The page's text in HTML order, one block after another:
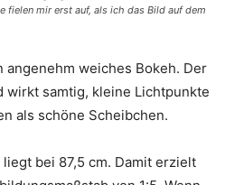
fielen mir erst auf, als ich das Bild auf dem
angenehm weiches Bokeh. Der
wirkt samtig, kleine Lichtpunkte
als schöne Scheibchen.
bei 87,5 cm. Damit erzielt